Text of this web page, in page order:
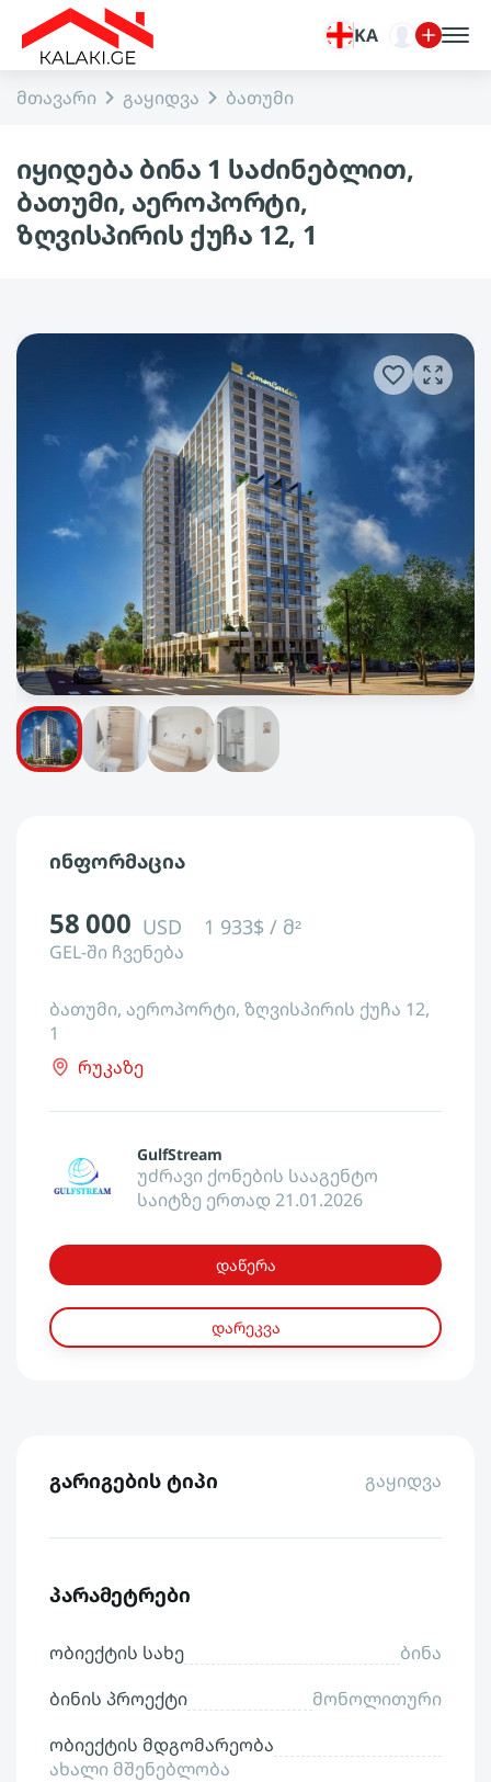
KA
მთავარი გაყიდვა ბათუმი
იყიდება ბინა 1 საძინებლით,
ბათუმი, აეროპორტი,
ზღვისპირის ქუჩა 12, 1
ინფორმაცია
58 000 USD 1 933$ / მ²
GEL-ში ჩვენება
ბათუმი, აეროპორტი, ზღვისპირის ქუჩა 12,
1
რუკაზე
GulfStream
უძრავი ქონების სააგენტო
საიტზე ერთად 21.01.2026
დაწერა
დარეკვა
გარიგების ტიპი გაყიდვა
პარამეტრები
ობიექტის სახე
ბინა
ბინის პროექტი
მონოლითური
ობიექტის მდგომარეობა
ახალი მშენებლობა